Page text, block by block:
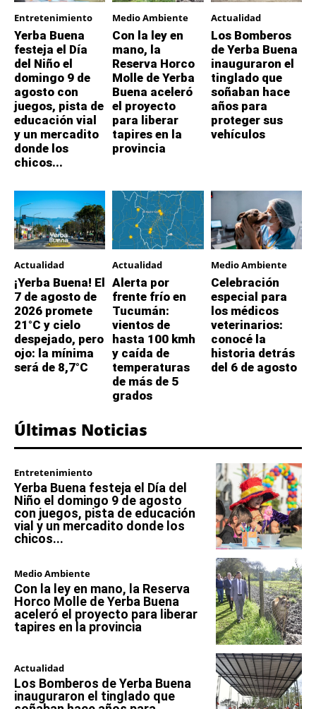
Entretenimiento
Yerba Buena
festeja el Día
del Niño el
domingo 9 de
agosto con
juegos, pista de
educación vial
y un mercadito
donde los
chicos...
Medio Ambiente
Con la ley en
mano, la
Reserva Horco
Molle de Yerba
Buena aceleró
el proyecto
para liberar
tapires en la
provincia
Actualidad
Los Bomberos
de Yerba Buena
inauguraron el
tinglado que
soñaban hace
años para
proteger sus
vehículos
Actualidad
¡Yerba Buena! El
7 de agosto de
2026 promete
21°C y cielo
despejado, pero
ojo: la mínima
será de 8,7°C
Actualidad
Alerta por
frente frío en
Tucumán:
vientos de
hasta 100 kmh
y caída de
temperaturas
de más de 5
grados
Medio Ambiente
Celebración
especial para
los médicos
veterinarios:
conocé la
historia detrás
del 6 de agosto
Últimas Noticias
Entretenimiento
Yerba Buena festeja el Día del
Niño el domingo 9 de agosto
con juegos, pista de educación
vial y un mercadito donde los
chicos...
Medio Ambiente
Con la ley en mano, la Reserva
Horco Molle de Yerba Buena
aceleró el proyecto para liberar
tapires en la provincia
Actualidad
Los Bomberos de Yerba Buena
inauguraron el tinglado que